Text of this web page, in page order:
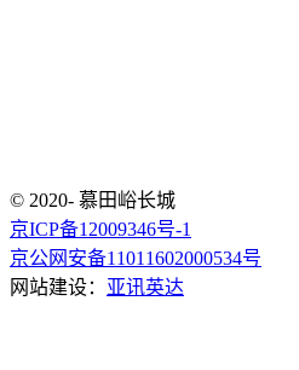
© 2020- 慕田峪长城
京ICP备12009346号-1
京公网安备11011602000534号
网站建设： 亚讯英达